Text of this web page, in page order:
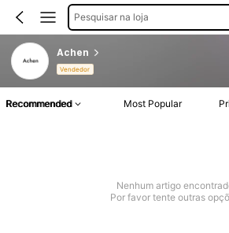
Pesquisar na loja
Achen
Vendedor
Recommended Most Popular
Nenhum artigo
Por favor tente outras